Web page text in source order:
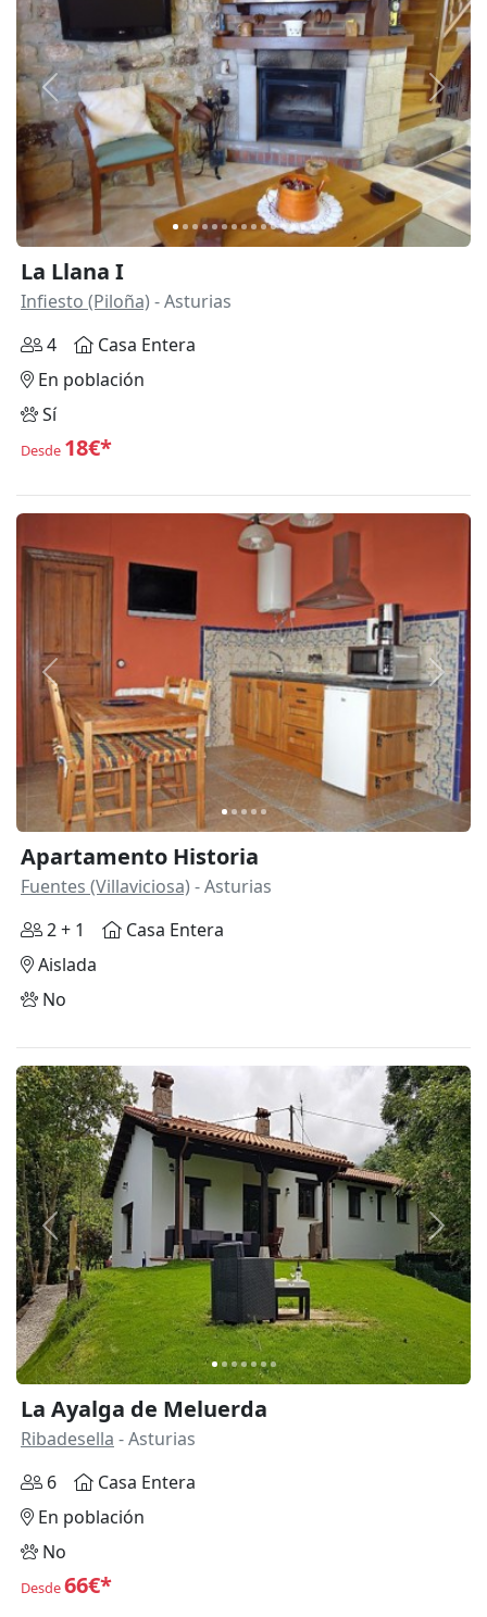
Anterior
La Llana I
Infiesto (Piloña) - Asturias
4
Casa Entera
En población
Sí
Desde 18€*
Anterior
Apartamento Historia
Fuentes (Villaviciosa) - Asturias
2 + 1
Casa Entera
Aislada
No
Anterior
La Ayalga de Meluerda
Ribadesella - Asturias
6
Casa Entera
En población
No
Desde66€*